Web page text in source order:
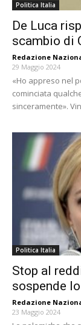
Politica Italia
De Luca
scambio di
Redazione
29 Maggio 2024
«Ho appreso nel
cominciata
sinceramente».
Politica Italia
Stop al
sospende
Redazione
23 Maggio 2024